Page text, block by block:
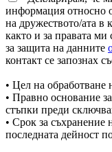
информация относно
на дружеството/ата в
както и за правата ми
за защита на данните
контакт се запознах
• Цел на обработване
• Правно основание
стъпки преди
• Срок за съхранение
последната дейност